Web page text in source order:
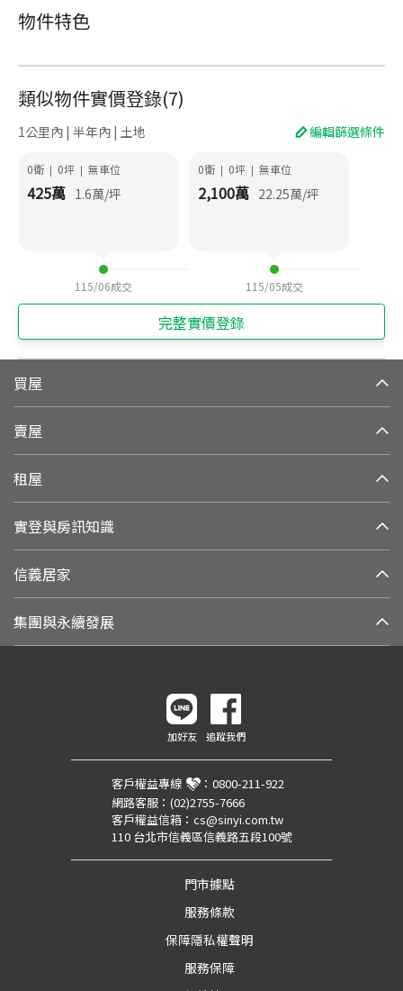
物件特色
類似物件實價登錄(7)
1公里內 | 半年內 | 土地 編輯篩選條件
0衛 | 0坪 | 無車位
425萬 1.6萬/坪
115/06成交
0衛 | 0坪 | 無車位
2,100萬 22.25萬/坪
115/05成交
完整實價登錄
買屋
賣屋
租屋
實登與房訊知識
信義居家
集團與永續發展
加好友 追蹤我們
客戶權益專線 ： 0800-211-922
網路客服： (02)2755-7666
客戶權益信箱： cs@sinyi.com.tw
110 台北市信義區信義路五段100號
門市據點
服務條款
保障隱私權聲明
服務保障